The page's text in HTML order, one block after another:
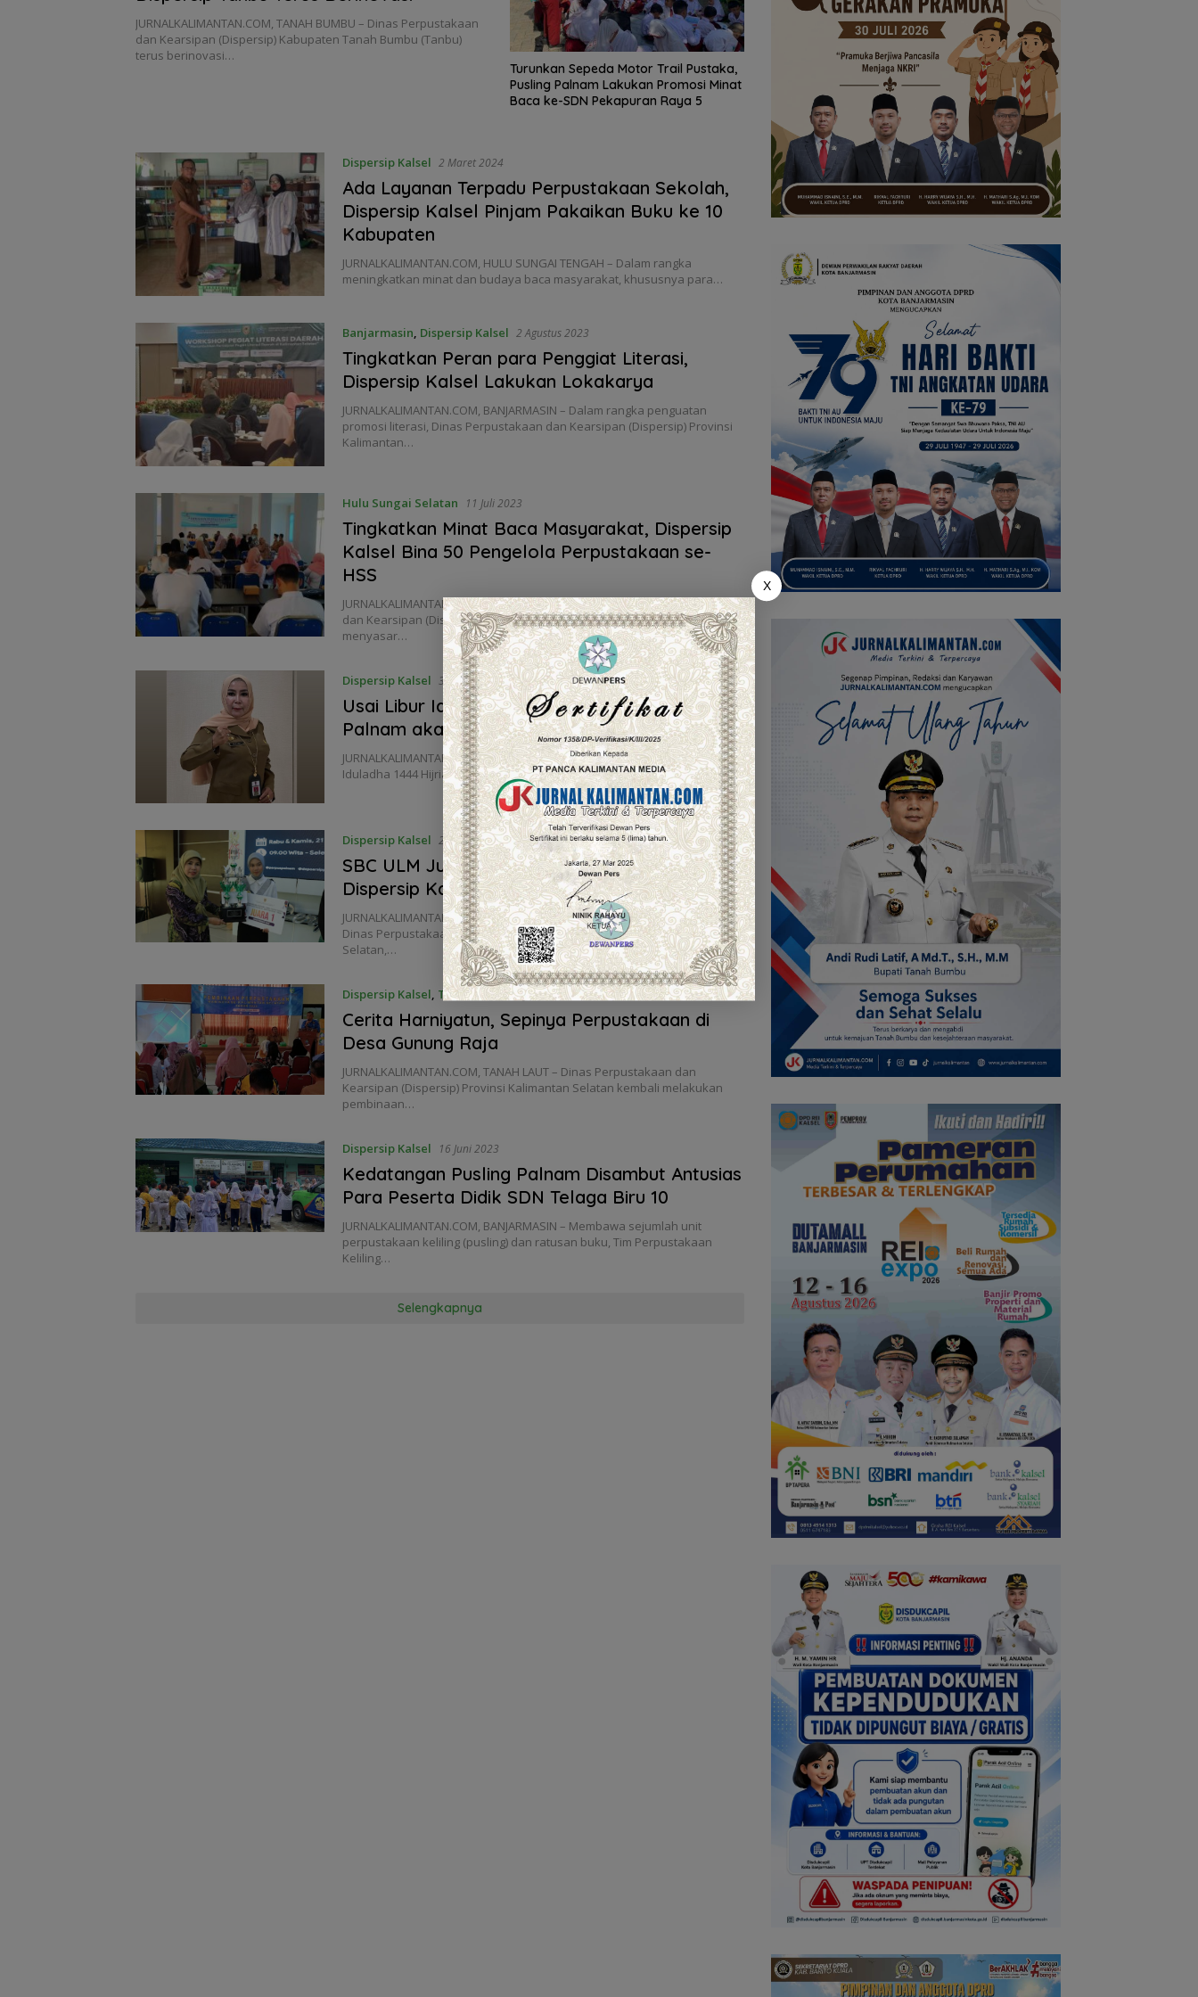
JURNALKALIMANTAN.COM, TANAH BUMBU – Dinas Perpustakaan
dan Kearsipan (Dispersip) Kabupaten Tanah Bumbu (Tanbu)
terus berinovasi…
Turunkan Sepeda Motor Trail Pustaka,
Pusling Palnam Lakukan Promosi Minat
Baca ke-SDN Pekapuran Raya 5
Dispersip Kalsel 2 Maret 2024
Ada Layanan Terpadu Perpustakaan Sekolah,
Dispersip Kalsel Pinjam Pakaikan Buku ke 10
Kabupaten
JURNALKALIMANTAN.COM, HULU SUNGAI TENGAH – Dalam rangka
meningkatkan minat dan budaya baca masyarakat, khususnya para…
Banjarmasin Dispersip Kalsel 2 Agustus 2023
Tingkatkan Peran para Penggiat Literasi,
Dispersip Kalsel Lakukan Lokakarya
JURNALKALIMANTAN.COM, BANJARMASIN – Dalam rangka penguatan
promosi literasi, Dinas Perpustakaan dan Kearsipan (Dispersip) Provinsi
Kalimantan…
Hulu Sungai Selatan 11 Juli 2023
Tingkatkan Minat Baca Masyarakat, Dispersip
Kalsel Bina 50 Pengelola Perpustakaan se-
HSS
JURNALKALIMANTAN.COM, HULU SUNGAI SELATAN – Dinas Perpustakaan
dan Kearsipan (Dispersip) Provinsi Kalimantan Selatan kembali
menyasar…
Dispersip Kalsel 30 Juni 2023
Usai Libur Iduladha 1444 H, Perpustakaan
Palnam akan Buka Lagi Akhir Pekan ini
JURNALKALIMANTAN.COM, BANJARMASIN – Setelah libur dan cuti bersama
Iduladha 1444 Hijriah, layanan perpustakaan milik Pemerintah…
Dispersip Kalsel 23 Juni 2023
SBC ULM Juarai Lomba Paduan Suara
Dispersip Kalsel
JURNALKALIMANTAN.COM, BANJARMASIN – Pada Lomba Paduan Suara
Dinas Perpustakaan dan Kearsipan (Dispersip) Provinsi Kalimantan
Selatan,…
Dispersip Kalsel Tanah Laut 20 Juni 2023
Cerita Harniyatun, Sepinya Perpustakaan di
Desa Gunung Raja
JURNALKALIMANTAN.COM, TANAH LAUT – Dinas Perpustakaan dan
Kearsipan (Dispersip) Provinsi Kalimantan Selatan kembali melakukan
pembinaan…
Dispersip Kalsel 16 Juni 2023
Kedatangan Pusling Palnam Disambut Antusias
Para Peserta Didik SDN Telaga Biru 10
JURNALKALIMANTAN.COM, BANJARMASIN – Membawa sejumlah unit
perpustakaan keliling (pusling) dan ratusan buku, Tim Perpustakaan
Keliling…
Selengkapnya
X